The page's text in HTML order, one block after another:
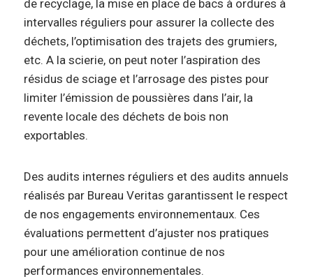
de recyclage, la mise en place de bacs à ordures à
intervalles réguliers pour assurer la collecte des
déchets, l’optimisation des trajets des grumiers,
etc. A la scierie, on peut noter l’aspiration des
résidus de sciage et l’arrosage des pistes pour
limiter l’émission de poussières dans l’air, la
revente locale des déchets de bois non
exportables.
Des audits internes réguliers et des audits annuels
réalisés par Bureau Veritas garantissent le respect
de nos engagements environnementaux. Ces
évaluations permettent d’ajuster nos pratiques
pour une amélioration continue de nos
performances environnementales.